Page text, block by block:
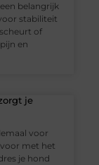
belangrijk
stabiliteit
of
en
je
voor
met het
je hond